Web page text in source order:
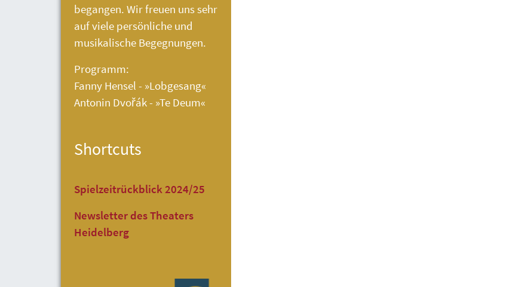
begangen. Wir freuen uns sehr
auf viele persönliche und
musikalische Begegnungen.
Programm:
Fanny Hensel - »Lobgesang«
Antonin Dvořák - »Te Deum«
Shortcuts
Spielzeitrückblick 2024/25
Newsletter des Theaters
Heidelberg